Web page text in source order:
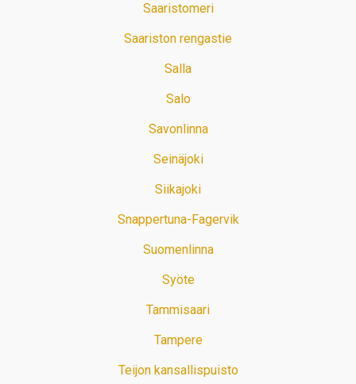
Saaristomeri
Saariston rengastie
Salla
Salo
Savonlinna
Seinäjoki
Siikajoki
Snappertuna-Fagervik
Suomenlinna
Syöte
Tammisaari
Tampere
Teijon kansallispuisto